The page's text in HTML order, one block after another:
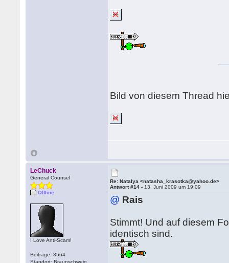
Bild von diesem Thread
LeChuck
General Counsel
Offline
I Love Anti-Scam!
Beiträge: 3564
Standort: Braunschweig
Re: Natalya <natasha_krasotka@yahoo.de>
Antwort #14 - 13. Juni 2009 um 19:09
@ Rais
Stimmt! Und auf diesem
identisch sind.